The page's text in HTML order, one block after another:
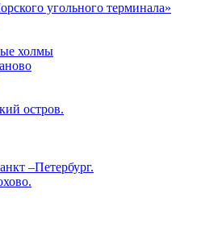
угольного терминала»
холмы
остров.
–Петербург.